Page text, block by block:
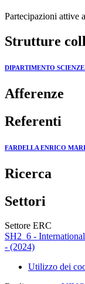
Partecipazioni attive
Strutture
DIPARTIMENTO
Afferenze
Referenti
FARDELLA ENRICO
Ricerca
Settori
Settore ERC
SH2_6 -
- (2024)
Utilizzo dei